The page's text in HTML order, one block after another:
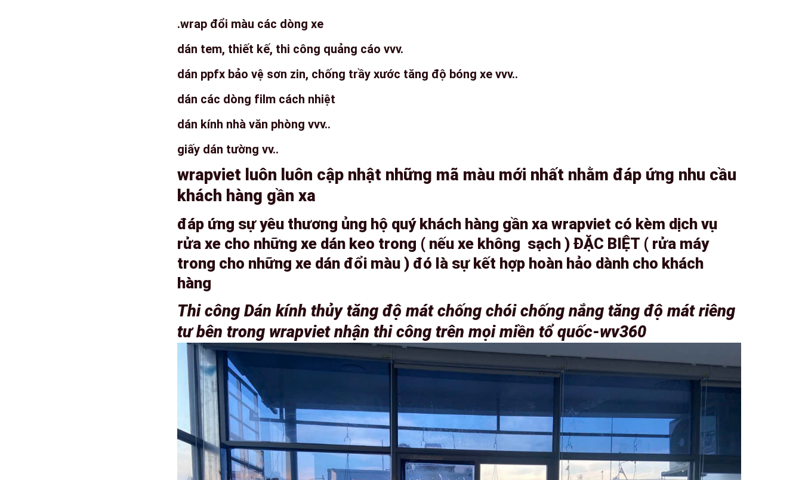
.wrap đổi màu các dòng xe
dán tem, thiết kế, thi công quảng cáo vvv.
dán ppfx bảo vệ sơn zin, chống trầy xước tăng độ bóng xe vvv..
dán các dòng film cách nhiệt
dán kính nhà văn phòng vvv..
giấy dán tường vv..
wrapviet luôn luôn cập nhật những mã màu mới nhất nhằm đáp ứng nhu cầu
khách hàng gần xa
đáp ứng sự yêu thương ủng hộ quý khách hàng gần xa wrapviet có kèm dịch vụ
rửa xe cho những xe dán keo trong ( nếu xe không sạch ) ĐẶC BIỆT ( rửa máy
trong cho những xe dán đổi màu ) đó là sự kết hợp hoàn hảo dành cho khách
hàng
Thi công Dán kính thủy tăng độ mát chống chói chống nắng tăng độ mát riêng
tư bên trong wrapviet nhận thi công trên mọi miền tổ quốc-wv360